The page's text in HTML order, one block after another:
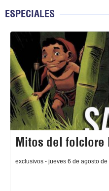
ESPECIALES
Mitos del folclore
exclusivos - jueves 6 de agosto de